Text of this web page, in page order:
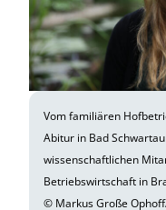
Vom familiären
Abitur in Bad
wissenschaftlichen
Betriebswirtschaft in
© Markus Große